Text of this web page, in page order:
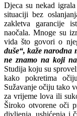
Djeca su nekad
situaciji bez
zakletva garancije
naočala. Mnoge su
vida što govori o
duše“, kaže narodna
ne znamo na koji
Studija koju su
kako pokretima
Sužavanje očiju tako
za vrijeme lova ili
Široko otvorene oči
divljenja, ushićenja i